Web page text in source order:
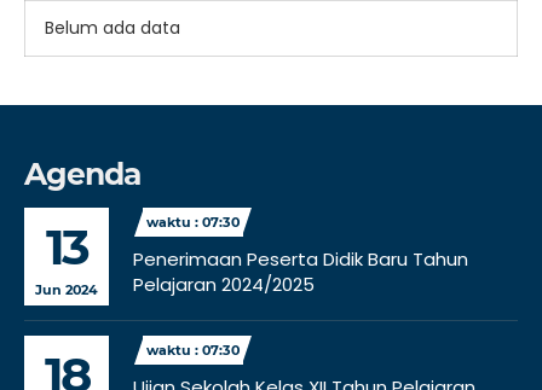
Belum ada data
Agenda
13
Jun 2024
waktu : 07:30
Penerimaan Peserta Didik Baru Tahun
Pelajaran 2024/2025
18 waktu : 07:30